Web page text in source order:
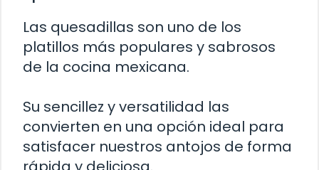
Las quesadillas son uno de los
platillos más populares y sabrosos
de la cocina mexicana.
Su sencillez y versatilidad las
convierten en una opción ideal para
satisfacer nuestros antojos de forma